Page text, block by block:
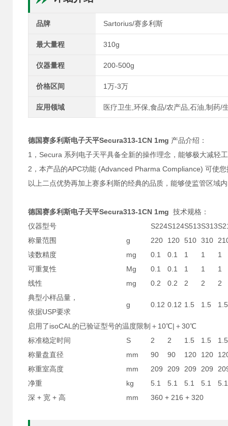
品牌 Sartorius/赛多利斯
最大量程 310g
仪器量程 200-500g
价格区间 1万-3万
应用领域 医疗卫生,环保,食品/农产品,石油,制药/
德国赛多利斯电子天平Secura313-1CN 1mg 产品介绍：
1，Secura 系列电子天平具备全新的操作理念，能够极大减轻
2，本产品的APC功能 (Advanced Pharma Compliance) 可使
以上二点优势再加上赛多利斯的经典的品质，能够使监管区域
德国赛多利斯电子天平Secura313-1CN 1mg 技术规格：
仪器型号
S224S124S513S313
称量范围
g 220 120 510 310
读数精度
mg 0.1 0.1 1 1
1
可重复性
Mg 0.1 0.1 1 1
1
线性
mg 0.2 0.2 2 2
2
典型小样品量，
依据USP要求
g 0.12 0.12 1.5 1.5 1.5
启用了isoCAL的已验证型号的温度限制 ＋10℃|＋30℃
标准稳定时间
S 2 2 1.5 1.5
1.5
称量盘直径
mm 90 90 120 120
称重室高度
mm 209 209 209 209
净重
kg 5.1 5.1 5.1 5.1
5.1
深 + 宽 + 高
mm 360 + 216 + 320